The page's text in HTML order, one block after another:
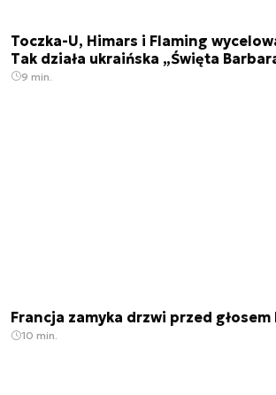
Toczka-U, Himars i Flaming
Tak działa ukraińska „Święta
9 min.
Francja zamyka drzwi przed głosem
10 min.